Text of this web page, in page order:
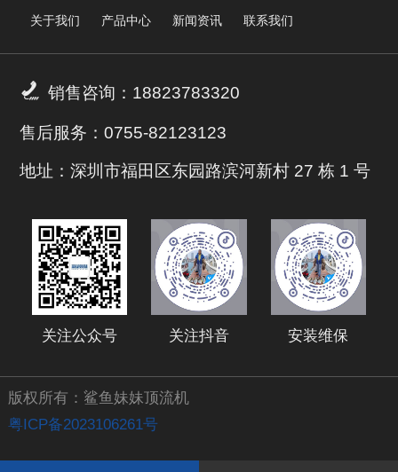
关于我们 产品中心 新闻资讯 联系我们
 销售咨询：18823783320
售后服务：0755-82123123
地址：深圳市福田区东园路滨河新村 27 栋 1 号
关注公众号 关注抖音 安装维保
版权所有：鲨鱼妹妹顶流机
粤ICP备2023106261号